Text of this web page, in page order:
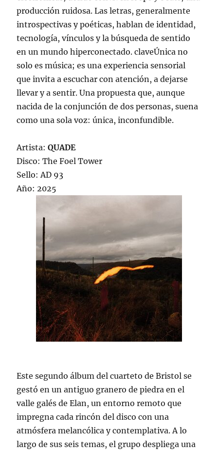
producción ruidosa. Las letras, generalmente
introspectivas y poéticas, hablan de identidad,
tecnología, vínculos y la búsqueda de sentido
en un mundo hiperconectado. claveÚnica no
solo es música; es una experiencia sensorial
que invita a escuchar con atención, a dejarse
llevar y a sentir. Una propuesta que, aunque
nacida de la conjunción de dos personas, suena
como una sola voz: única, inconfundible.
Artista:QUADE
Disco: The Foel Tower
Sello: AD 93
Año: 2025
Este segundo álbum del cuarteto de Bristol se
gestó en un antiguo granero de piedra en el
valle galés de Elan, un entorno remoto que
impregna cada rincón del disco con una
atmósfera melancólica y contemplativa. A lo
largo de sus seis temas, el grupo despliega una